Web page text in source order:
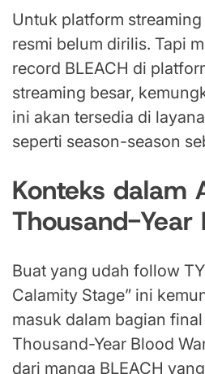
Untuk platform
resmi belum dirilis. Tapi
record BLEACH di
streaming besar,
ini akan tersedia di
seperti season-season
Konteks dalam
Thousand-Year
Buat yang udah follow
Calamity Stage” ini
masuk dalam bagian
Thousand-Year Blood
dari manga BLEACH